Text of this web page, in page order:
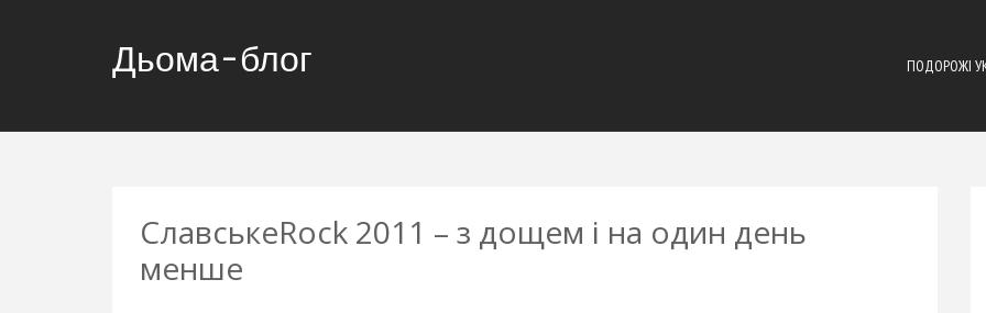
Дьома-блог ПОДОРОЖІ
СлавськеRock 2011 – з дощем і на один день
менше